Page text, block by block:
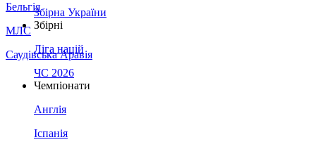
Бельгія
МЛС
Саудівська Аравія
Збірна України
Збірні
Ліга націй
ЧС 2026
Чемпіонати
Англія
Іспанія